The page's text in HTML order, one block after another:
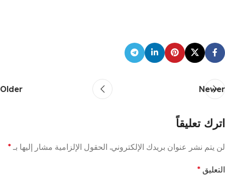
Newer
Older
اترك تعليقاً
لن يتم نشر عنوان بريدك الإلكتروني. الحقول الإلزامية مشار إليها بـ *
التعليق *